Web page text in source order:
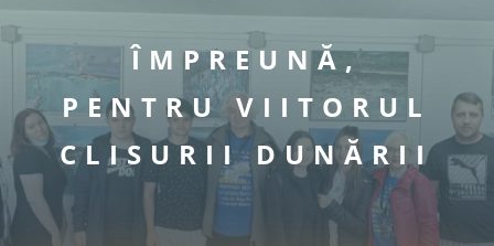
ÎMPREUNĂ,
PENTRU VIITORUL
CLISURII DUNĂRII